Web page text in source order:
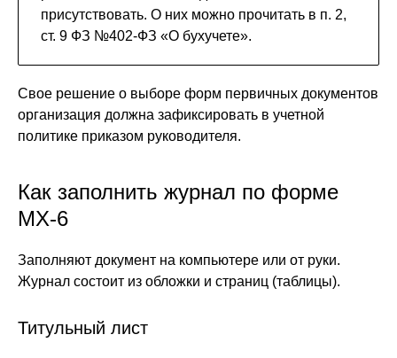
присутствовать. О них можно прочитать в п. 2,
ст. 9 ФЗ №402-ФЗ «О бухучете».
Свое решение о выборе форм первичных документов
организация должна зафиксировать в учетной
политике приказом руководителя.
Как заполнить журнал по форме
МХ-6
Заполняют документ на компьютере или от руки.
Журнал состоит из обложки и страниц (таблицы).
Титульный лист